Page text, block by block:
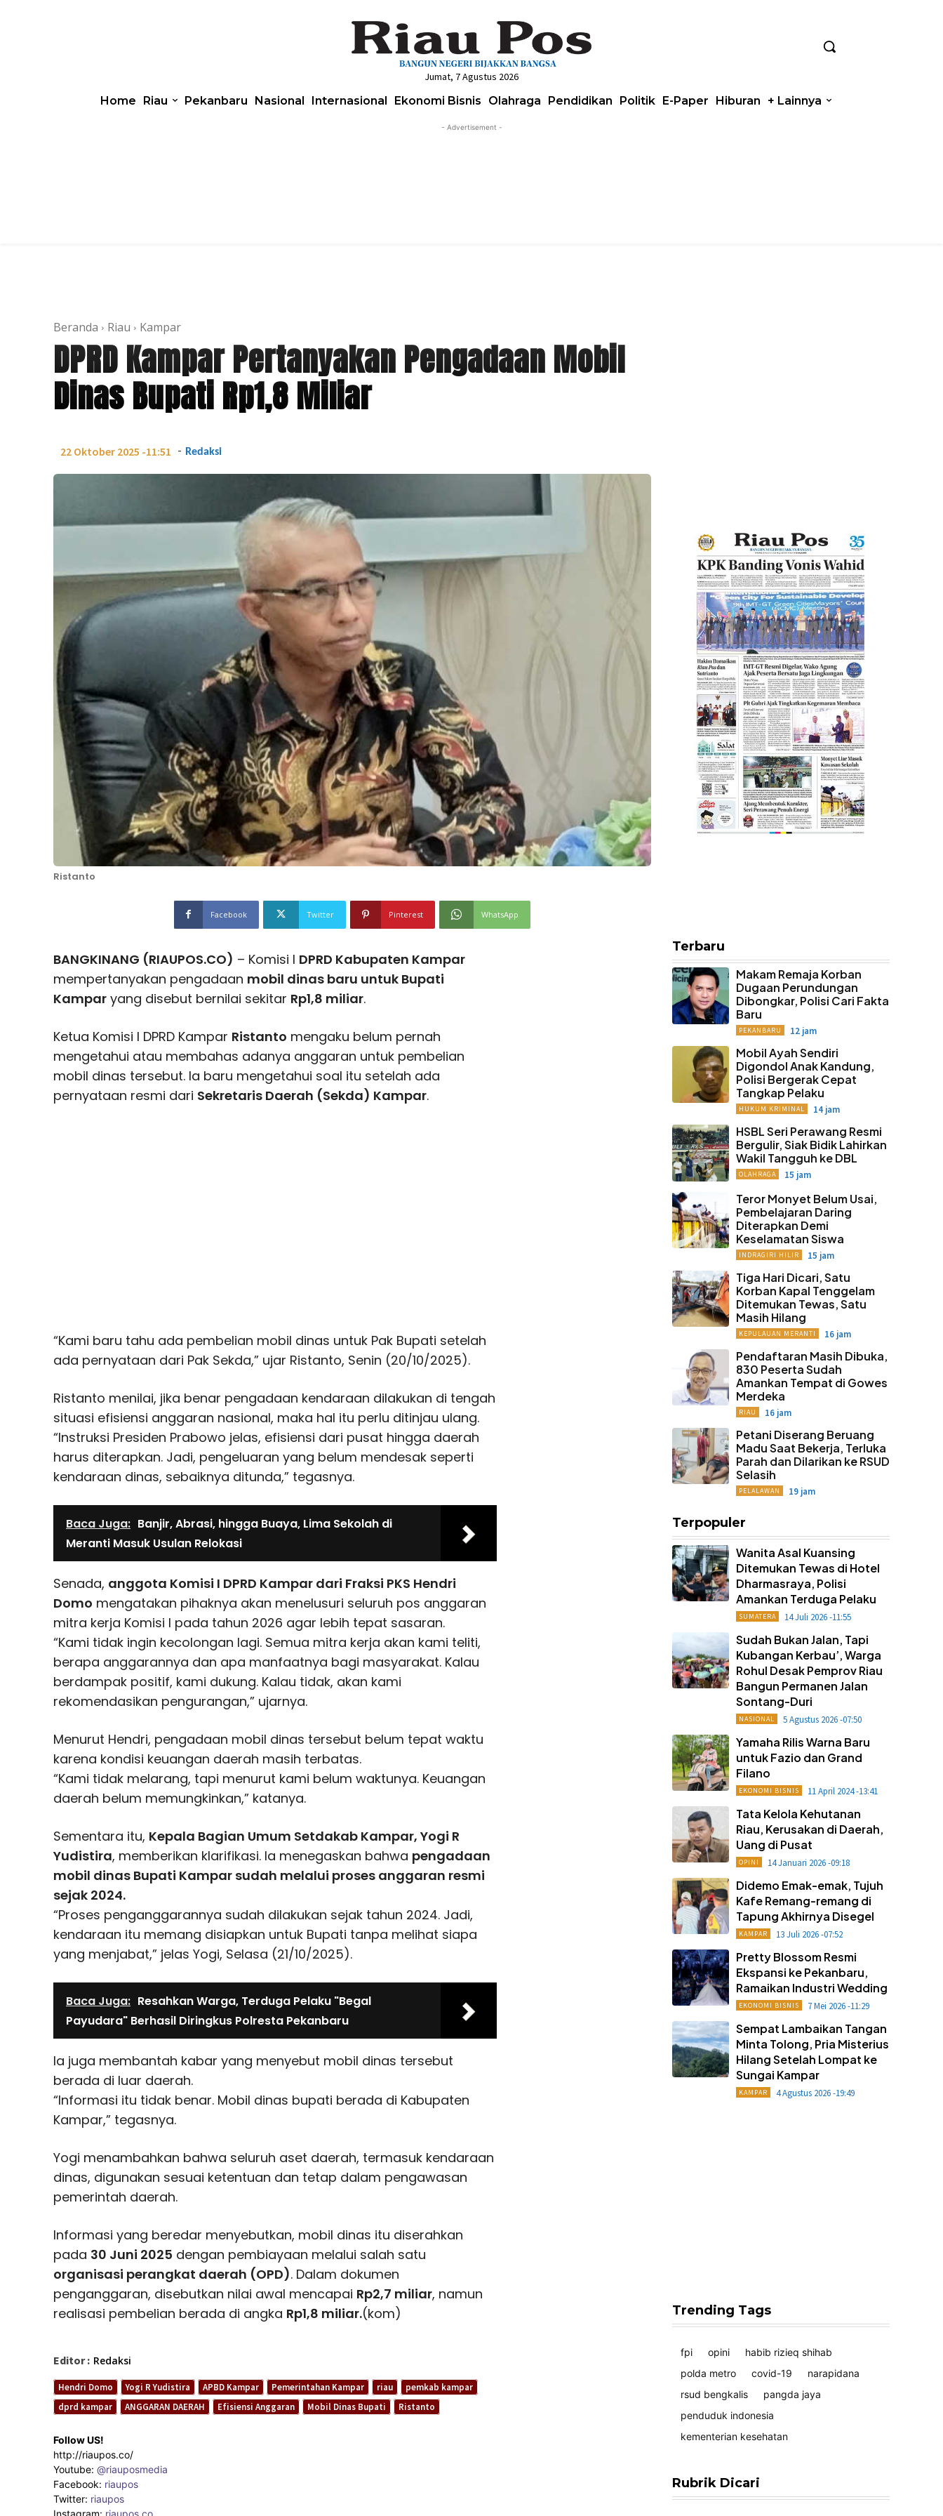
Jumat, 7 Agustus 2026
Home Riau Pekanbaru Nasional Internasional Ekonomi Bisnis Olahraga Pendidikan Politik E-Paper Hiburan + Lainnya
- Advertisement -
Beranda Riau Kampar
DPRD Kampar Pertanyakan Pengadaan Mobil
Dinas Bupati Rp1,8 Miliar
22 Oktober 2025 -11:51 - Redaksi
Ristanto
Facebook Twitter Pinterest WhatsApp
BANGKINANG (RIAUPOS.CO) – Komisi I DPRD Kabupaten Kampar
mempertanyakan pengadaan mobil dinas baru untuk Bupati
Kampar yang disebut bernilai sekitar Rp1,8 miliar.
Ketua Komisi I DPRD Kampar Ristanto mengaku belum pernah
mengetahui atau membahas adanya anggaran untuk pembelian
mobil dinas tersebut. Ia baru mengetahui soal itu setelah ada
pernyataan resmi dari Sekretaris Daerah (Sekda) Kampar.
“Kami baru tahu ada pembelian mobil dinas untuk Pak Bupati setelah
ada pernyataan dari Pak Sekda,” ujar Ristanto, Senin (20/10/2025).
Ristanto menilai, jika benar pengadaan kendaraan dilakukan di tengah
situasi efisiensi anggaran nasional, maka hal itu perlu ditinjau ulang.
“Instruksi Presiden Prabowo jelas, efisiensi dari pusat hingga daerah
harus diterapkan. Jadi, pengeluaran yang belum mendesak seperti
kendaraan dinas, sebaiknya ditunda,” tegasnya.
Baca Juga: Banjir, Abrasi, hingga Buaya, Lima Sekolah di
Meranti Masuk Usulan Relokasi
Senada, anggota Komisi I DPRD Kampar dari Fraksi PKS Hendri
Domo mengatakan pihaknya akan menelusuri seluruh pos anggaran
mitra kerja Komisi I pada tahun 2026 agar lebih tepat sasaran.
“Kami tidak ingin kecolongan lagi. Semua mitra kerja akan kami teliti,
berapa anggarannya dan apa manfaatnya bagi masyarakat. Kalau
berdampak positif, kami dukung. Kalau tidak, akan kami
rekomendasikan pengurangan,” ujarnya.
Menurut Hendri, pengadaan mobil dinas tersebut belum tepat waktu
karena kondisi keuangan daerah masih terbatas.
“Kami tidak melarang, tapi menurut kami belum waktunya. Keuangan
daerah belum memungkinkan,” katanya.
Sementara itu, Kepala Bagian Umum Setdakab Kampar, Yogi R
Yudistira, memberikan klarifikasi. Ia menegaskan bahwa pengadaan
mobil dinas Bupati Kampar sudah melalui proses anggaran resmi
sejak 2024.
“Proses penganggarannya sudah dilakukan sejak tahun 2024. Jadi,
kendaraan itu memang disiapkan untuk Bupati tanpa melihat siapa
yang menjabat,” jelas Yogi, Selasa (21/10/2025).
Baca Juga: Resahkan Warga, Terduga Pelaku "Begal
Payudara" Berhasil Diringkus Polresta Pekanbaru
Ia juga membantah kabar yang menyebut mobil dinas tersebut
berada di luar daerah.
“Informasi itu tidak benar. Mobil dinas bupati berada di Kabupaten
Kampar,” tegasnya.
Yogi menambahkan bahwa seluruh aset daerah, termasuk kendaraan
dinas, digunakan sesuai ketentuan dan tetap dalam pengawasan
pemerintah daerah.
Informasi yang beredar menyebutkan, mobil dinas itu diserahkan
pada 30 Juni 2025 dengan pembiayaan melalui salah satu
organisasi perangkat daerah (OPD). Dalam dokumen
penganggaran, disebutkan nilai awal mencapai Rp2,7 miliar, namun
realisasi pembelian berada di angka Rp1,8 miliar.(kom)
Editor : Redaksi
Hendri Domo Yogi R Yudistira APBD Kampar Pemerintahan Kampar riau
pemkab kampar
dprd kampar
ANGGARAN DAERAH Efisiensi Anggaran Mobil Dinas Bupati Ristanto
Follow US!
http://riaupos.co/
Youtube: @riauposmedia
Facebook: riaupos
Twitter: riaupos
Instagram: riaupos.co
Terbaru
Makam Remaja Korban
Dugaan Perundungan
Dibongkar, Polisi Cari Fakta
Baru
PEKANBARU 12 jam
Mobil Ayah Sendiri
Digondol Anak Kandung,
Polisi Bergerak Cepat
Tangkap Pelaku
HUKUM KRIMINAL 14 jam
HSBL Seri Perawang Resmi
Bergulir, Siak Bidik Lahirkan
Wakil Tangguh ke DBL
OLAHRAGA 15 jam
Teror Monyet Belum Usai,
Pembelajaran Daring
Diterapkan Demi
Keselamatan Siswa
INDRAGIRI HILIR 15 jam
Tiga Hari Dicari, Satu
Korban Kapal Tenggelam
Ditemukan Tewas, Satu
Masih Hilang
KEPULAUAN MERANTI 16 jam
Pendaftaran Masih Dibuka,
830 Peserta Sudah
Amankan Tempat di Gowes
Merdeka
RIAU 16 jam
Petani Diserang Beruang
Madu Saat Bekerja, Terluka
Parah dan Dilarikan ke RSUD
Selasih
PELALAWAN 19 jam
Terpopuler
Wanita Asal Kuansing
Ditemukan Tewas di Hotel
Dharmasraya, Polisi
Amankan Terduga Pelaku
SUMATERA 14 Juli 2026 -11:55
Sudah Bukan Jalan, Tapi
Kubangan Kerbau’, Warga
Rohul Desak Pemprov Riau
Bangun Permanen Jalan
Sontang-Duri
NASIONAL 5 Agustus 2026 -07:50
Yamaha Rilis Warna Baru
untuk Fazio dan Grand
Filano
EKONOMI BISNIS 11 April 2024 -13:41
Tata Kelola Kehutanan
Riau, Kerusakan di Daerah,
Uang di Pusat
OPINI 14 Januari 2026 -09:18
Didemo Emak-emak, Tujuh
Kafe Remang-remang di
Tapung Akhirnya Disegel
KAMPAR 13 Juli 2026 -07:52
Pretty Blossom Resmi
Ekspansi ke Pekanbaru,
Ramaikan Industri Wedding
EKONOMI BISNIS 7 Mei 2026 -11:29
Sempat Lambaikan Tangan
Minta Tolong, Pria Misterius
Hilang Setelah Lompat ke
Sungai Kampar
KAMPAR 4 Agustus 2026 -19:49
Trending Tags
fpi opini
habib rizieq shihab
polda metro
covid-19
narapidana
rsud bengkalis
pangda jaya
penduduk indonesia
kementerian kesehatan
Rubrik Dicari